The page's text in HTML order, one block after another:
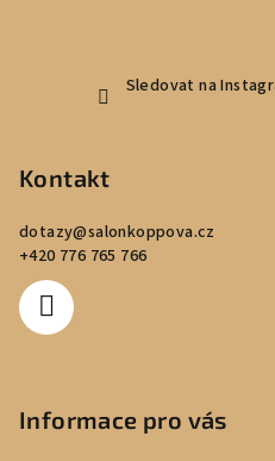
Sledovat na
Kontakt
dotazy@salonkoppova.cz
+420 776 765 766
Informace pro vás